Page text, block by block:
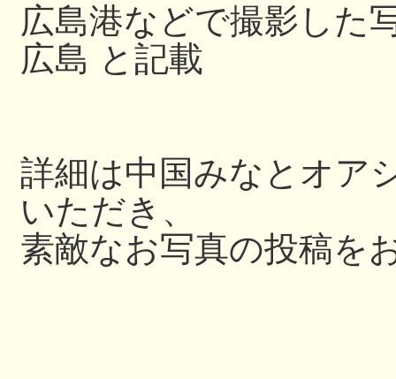
広島港などで撮影した
広島 と記載
詳細は中国みなとオア
いただき、
素敵なお写真の投稿を